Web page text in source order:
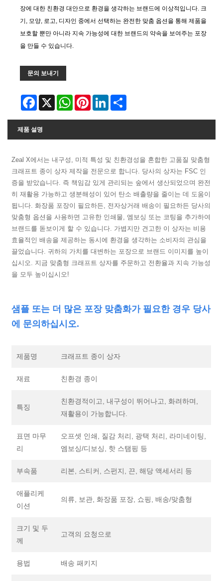
장에 대한 친환경 대안으로 환경을 생각하는 브랜드에 이상적입니다. 크
기, 모양, 로고, 디자인 중에서 선택하는 완전한 맞춤 옵션을 통해 제품을
보호할 뿐만 아니라 지속 가능성에 대한 브랜드의 약속을 보여주는 포장
을 만들 수 있습니다.
문의 보내기
Facebook
X WhatsAppPinterestLinkedIn
제품 설명
Zeal X에서는 내구성, 미적 특성 및 친환경성을 혼합한 고품질 맞춤형
크래프트 종이 상자 제작을 전문으로 합니다. 당사의 상자는 FSC 인
증을 받았습니다. 즉 책임감 있게 관리되는 숲에서 생산되었으며 완전
히 재활용 가능하고 생분해성이 있어 탄소 배출량을 줄이는 데 도움이
됩니다. 화장품 포장이 필요하든, 전자상거래 배송이 필요하든 당사의
맞춤형 옵션을 사용하면 고유한 인쇄물, 엠보싱 또는 코팅을 추가하여
브랜드를 돋보이게 할 수 있습니다. 가볍지만 견고한 이 상자는 비용
효율적인 배송을 제공하는 동시에 환경을 생각하는 소비자의 관심을
끌었습니다. 귀하의 가치를 대변하는 포장으로 브랜드 이미지를 높이
십시오. 지금 맞춤형 크래프트 상자를 주문하고 전환율과 지속 가능성
을 모두 높이십시오!
샘플 또는 더 많은 포장 맞춤화가 필요한 경우 당사
에 문의하십시오.
제품명 크래프트 종이 상자
재료 친환경 종이
특징
친환경적이고, 내구성이 뛰어나고, 화려하며,
재활용이 가능합니다.
표면 마무
리
오프셋 인쇄, 질감 처리, 광택 처리, 라미네이팅,
엠보싱/디보싱, 핫 스탬핑 등
부속품 리본, 스티커, 스펀지, 끈, 해당 액세서리 등
애플리케
이션
의류, 보관, 화장품 포장, 쇼핑, 배송/맞춤형
크기 및 두
께
고객의 요청으로
용법 배송 패키지